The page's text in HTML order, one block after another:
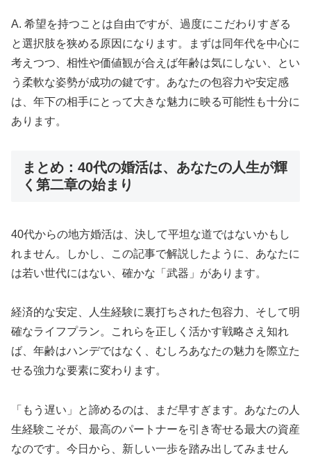
A. 希望を持つことは自由ですが、過度にこだわりすぎる
と選択肢を狭める原因になります。まずは同年代を中心に
考えつつ、相性や価値観が合えば年齢は気にしない、とい
う柔軟な姿勢が成功の鍵です。あなたの包容力や安定感
は、年下の相手にとって大きな魅力に映る可能性も十分に
あります。
まとめ：40代の婚活は、あなたの人生が輝
く第二章の始まり
40代からの地方婚活は、決して平坦な道ではないかもし
れません。しかし、この記事で解説したように、あなたに
は若い世代にはない、確かな「武器」があります。
経済的な安定、人生経験に裏打ちされた包容力、そして明
確なライフプラン。これらを正しく活かす戦略さえ知れ
ば、年齢はハンデではなく、むしろあなたの魅力を際立た
せる強力な要素に変わります。
「もう遅い」と諦めるのは、まだ早すぎます。あなたの人
生経験こそが、最高のパートナーを引き寄せる最大の資産
なのです。今日から、新しい一歩を踏み出してみません